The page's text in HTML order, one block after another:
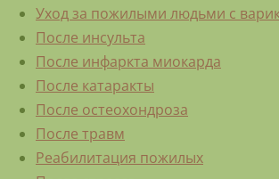
Уход за пожилыми людьми с
После инсульта
После инфаркта миокарда
После катаракты
После остеохондроза
После травм
Реабилитация пожилых